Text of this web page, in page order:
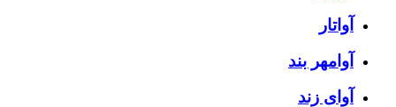
آواتار
آوامهر بند
آوای زند